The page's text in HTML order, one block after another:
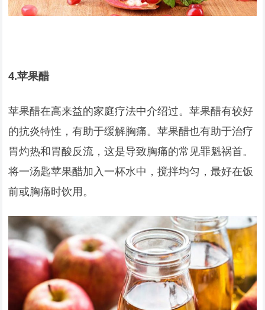
4.苹果醋
苹果醋在高来益的家庭疗法中介绍过。苹果醋有较好
的抗炎特性，有助于缓解胸痛。苹果醋也有助于治疗
胃灼热和胃酸反流，这是导致胸痛的常见罪魁祸首。
将一汤匙苹果醋加入一杯水中，搅拌均匀，最好在饭
前或胸痛时饮用。